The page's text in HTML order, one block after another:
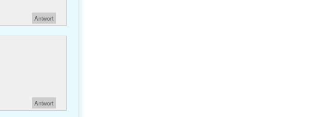
Antwort
Antwort